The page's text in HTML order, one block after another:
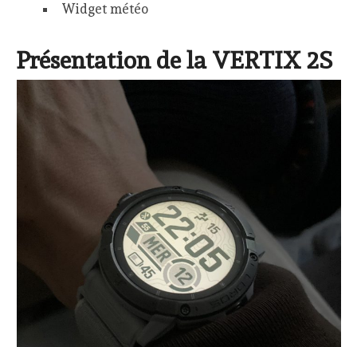
Widget météo
Présentation de la VERTIX 2S